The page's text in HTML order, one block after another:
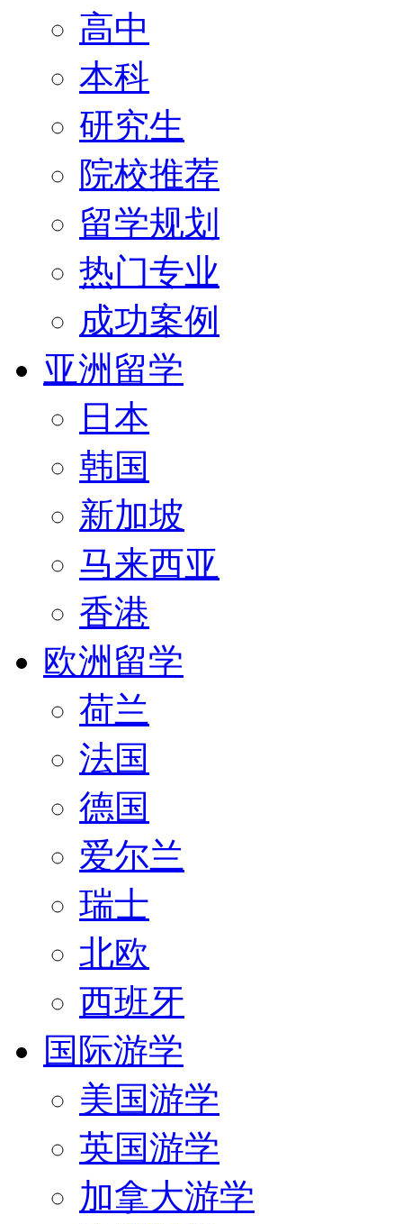
高中
本科
研究生
院校推荐
留学规划
热门专业
成功案例
亚洲留学
日本
韩国
新加坡
马来西亚
香港
欧洲留学
荷兰
法国
德国
爱尔兰
瑞士
北欧
西班牙
国际游学
美国游学
英国游学
加拿大游学